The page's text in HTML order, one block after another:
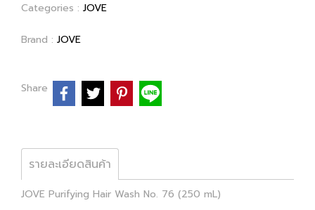
Categories : JOVE
Brand : JOVE
Share
รายละเอียดสินค้า
JOVE Purifying Hair Wash No. 76 (250 mL)